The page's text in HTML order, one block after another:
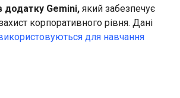
додатку Gemini, який забезпечує
корпоративного рівня. Дані
для навчання